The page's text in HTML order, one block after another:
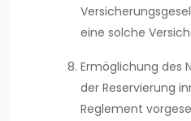
eine solche
Ermöglichung des
der Reservierung
Reglement